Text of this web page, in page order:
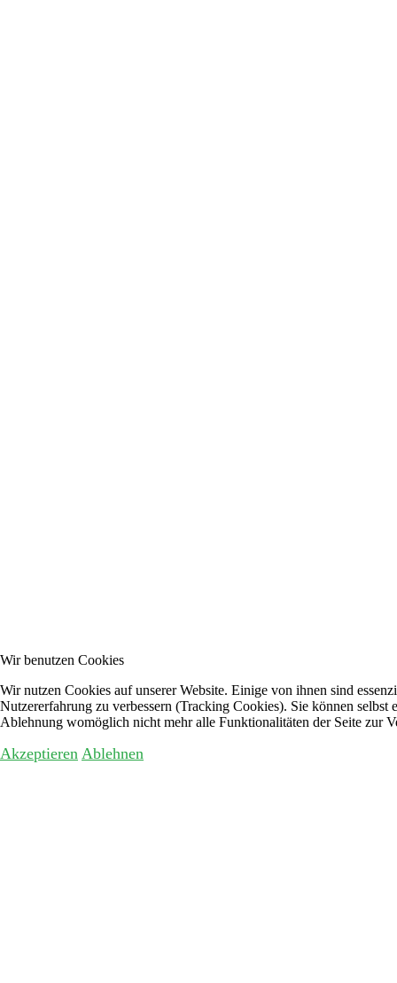
Wir benutzen Cookies
Wir nutzen Cookies auf unserer Website. Einige von ihnen sind
Nutzererfahrung zu verbessern (Tracking Cookies). Sie können selbst
Ablehnung womöglich nicht mehr alle Funktionalitäten der Seite zur
Akzeptieren Ablehnen